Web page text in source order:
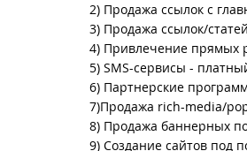
2) Продажа ссылок с
3) Продажа ссылок/
4) Привлечение прямых
5) SMS-сервисы -
6) Партнерские
7)Продажа rich-media/
8) Продажа баннерных
9) Создание сайтов под